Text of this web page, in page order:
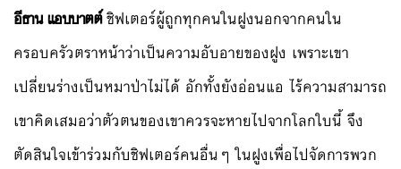
อีธาน แอบบาตต์ชิฟเตอร์ผู้ถูกทุกคนในฝูงนอกจากคนใน
ครอบครัวตราหน้าว่าเป็นความอับอายของฝูง เพราะเขา
เปลี่ยนร่างเป็นหมาป่าไม่ได้ อักทั้งยังอ่อนแอ ไร้ความสามารถ
เขาคิดเสมอว่าตัวตนของเขาควรจะหายไปจากโลกใบนี้ จึง
ตัดสินใจเข้าร่วมกับชิฟเตอร์คนอื่นๆ ในฝูงเพื่อไปจัดการพวก